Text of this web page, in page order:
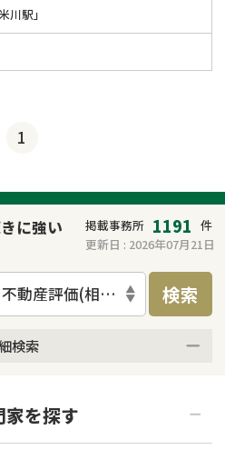
川駅」
1
に強い
掲載事務所 1191 件
更新日 : 2026年07月21日
不動産評価(相続不動産)検索
検索
土日祝の相談可能
家を探す